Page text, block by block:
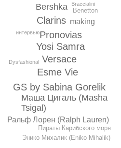
Yosi Samra
Pronovias
Versace
Esme Vie
Clarins
GS by Sabina Gorelik
Bershka
Маша Цигаль (Masha
Tsigal)
Ральф Лорен (Ralph Lauren)
making
Benetton
Пираты Карибского моря
Энико Михалик (Eniko Mihalik)
Braccialini
Dysfashional
интервью